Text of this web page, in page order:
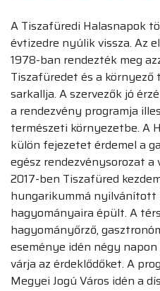
A Tiszafüredi Halasnapok
évtizedre nyúlik vissza. Az
1978-ban rendezték meg
Tiszafüredet és a
sarkallja. A szervezők jó
a rendezvény programja
természeti környezetbe. A
külön fejezetet érdemel a
egész rendezvénysorozat
2017-ben Tiszafüred
hungarikummá nyilvánított
hagyományaira épült. A
hagyományőrző,
eseménye idén négy
várja az érdeklődőket. A
Megyei Jogú Város idén a